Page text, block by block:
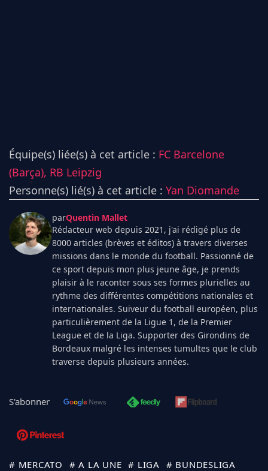
Équipe(s) liée(s) à cet article : FC Barcelone
(Barça), RB Leipzig
Personne(s) lié(s) à cet article : Yan Diomande
parQuentin Mallet
Rédacteur web depuis 2021, j'ai rédigé plus de
8000 articles (brèves et éditos) à travers diverses
missions dans le monde du football. Passionné de
ce sport depuis mon plus jeune âge, je prends
plaisir à le raconter sous ses formes plurielles au
rythme des différentes compétitions nationales et
internationales. Suiveur du football européen, plus
particulièrement de la Ligue 1, de la Premier
League et de la Liga. Supporter des Girondins de
Bordeaux malgré les intenses tumultes que le club
traverse depuis plusieurs années.
S'abonner
# MERCATO # A LA UNE # LIGA # BUNDESLIGA